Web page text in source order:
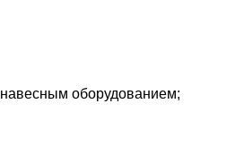
оборудованием;